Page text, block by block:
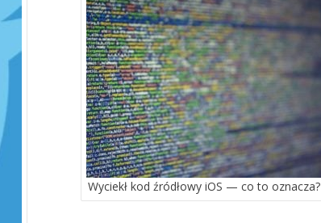
Wyciekł kod źródłowy iOS — co to oznacza?